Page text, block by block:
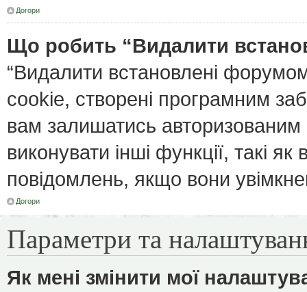
Догори
Що робить “Видалити
“Видалити встановлені
cookie, створені програмним
вам залишатись
виконувати інші функції, такі
повідомлень, якщо вони
Догори
Параметри та
Як мені змінити мої